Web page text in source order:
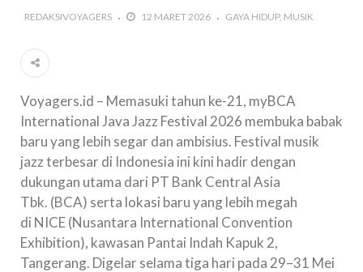
REDAKSIVOYAGERS 12 MARET 2026 GAYA HIDUP MUSIK
Voyagers.id – Memasuki tahun ke-21, myBCA
International Java Jazz Festival 2026 membuka babak
baru yang lebih segar dan ambisius. Festival musik
jazz terbesar di Indonesia ini kini hadir dengan
dukungan utama dari PT Bank Central Asia
Tbk. (BCA) serta lokasi baru yang lebih megah
di NICE (Nusantara International Convention
Exhibition), kawasan Pantai Indah Kapuk 2,
Tangerang. Digelar selama tiga hari pada 29–31 Mei